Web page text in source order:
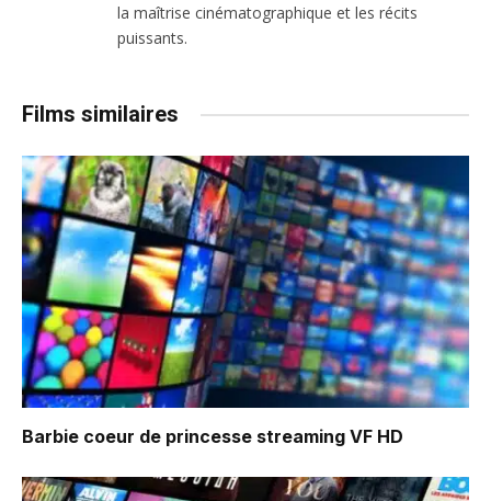
la maîtrise cinématographique et les récits
puissants.
Films similaires
Barbie coeur de princesse streaming VF HD